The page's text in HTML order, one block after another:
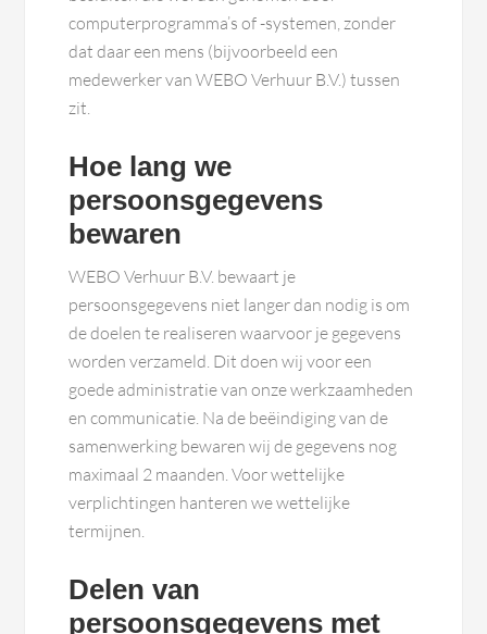
computerprogramma’s of -systemen, zonder
dat daar een mens (bijvoorbeeld een
medewerker van WEBO Verhuur B.V.) tussen
zit.
Hoe lang we
persoonsgegevens
bewaren
WEBO Verhuur B.V. bewaart je
persoonsgegevens niet langer dan nodig is om
de doelen te realiseren waarvoor je gegevens
worden verzameld. Dit doen wij voor een
goede administratie van onze werkzaamheden
en communicatie. Na de beëindiging van de
samenwerking bewaren wij de gegevens nog
maximaal 2 maanden. Voor wettelijke
verplichtingen hanteren we wettelijke
termijnen.
Delen van
persoonsgegevens met